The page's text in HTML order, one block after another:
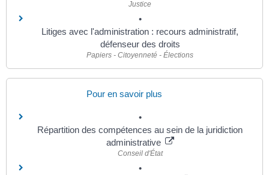
Justice
Litiges avec l'administration : recours administratif,
défenseur des droits
Papiers - Citoyenneté - Élections
Pour en savoir plus
Répartition des compétences au sein de la juridiction
administrative
Conseil d'État